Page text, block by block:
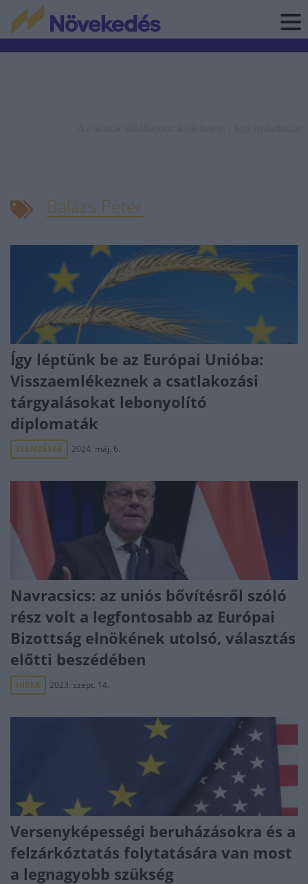
Balázs Péter
Így léptünk be az Európai Unióba:
Visszaemlékeznek a csatlakozási
tárgyalásokat lebonyolító
diplomaták
ELEMZÉSEK 2024. máj. 6.
Navracsics: az uniós bővítésről szóló
rész volt a legfontosabb az Európai
Bizottság elnökének utolsó, választás
előtti beszédében
HÍREK 2023. szept. 14.
Versenyképességi beruházásokra és a
felzárkóztatás folytatására van most
a legnagyobb szükség